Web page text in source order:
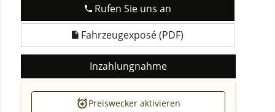
Rufen Sie uns an
Fahrzeugexposé (PDF)
Inzahlungnahme
Preiswecker aktivieren